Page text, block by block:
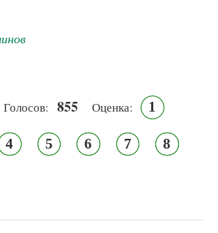
Голосов: 855 Оценка: 1
4 5 6 7 8